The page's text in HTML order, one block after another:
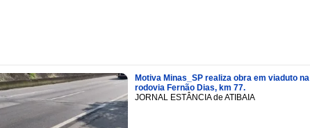
Motiva Minas_SP realiza obra em viaduto na
rodovia Fernão Dias, km 77.
JORNAL ESTÂNCIA de ATIBAIA